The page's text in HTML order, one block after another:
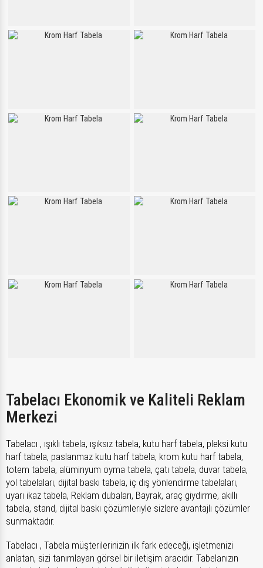
Tabelacı Ekonomik ve Kaliteli Reklam
Merkezi
Tabelacı , ışıklı tabela, ışıksız tabela, kutu harf tabela, pleksi kutu
harf tabela, paslanmaz kutu harf tabela, krom kutu harf tabela,
totem tabela, alüminyum oyma tabela, çatı tabela, duvar tabela,
yol tabelaları, dijital baskı tabela, iç dış yönlendirme tabelaları,
uyarı ikaz tabela, Reklam dubaları, Bayrak, araç giydirme, akıllı
tabela, stand, dijital baskı çözümleriyle sizlere avantajlı çözümler
sunmaktadır.
Tabelacı , Tabela müşterilerinizin ilk fark edeceği, işletmenizi
anlatan, sizi tanımlayan görsel bir iletişim aracıdır. Tabelanızın